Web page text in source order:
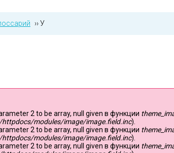
››У
2 to be array, null given в функции
modules/image/image.field.inc).
2 to be array, null given в функции
modules/image/image.field.inc).
2 to be array, null given в функции